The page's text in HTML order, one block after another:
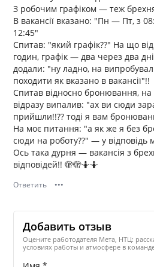
З робочим графіком — теж
В вакансії вказано: "Пн — Пт, з
12:45"
Спитав: "який графік??" На що
годин, графік — два через два
додали: "ну ладно, на
походити як вказано в вакансії"!!
Спитав відносно бронювання,
відразу випалив: "ах ви сюди
прийшли!!?? тоді я вам
На моє питання: "а як же я без
сюди на роботу??" — у відповідь
Ось така дурня — вакансія з
відповідей!! 🫣🫣🤷🤷
Ответить •••
Добавить отзыв
Оцените работодателя Мета, НТЦ:
условиях работы и атмосфере в